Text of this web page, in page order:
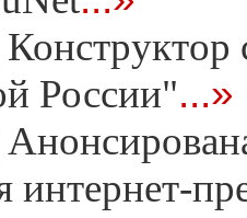
Конструктор
России"...»
интернет-